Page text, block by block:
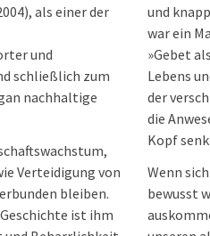
als einer der
und
schließlich zum
nachhaltige
Verteidigung von
bleiben.
ist ihm
und
war ein
»Gebet
Lebens
der
die
Kopf
Wenn
bewusst